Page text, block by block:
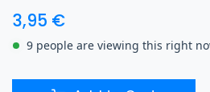
3,95 €
9 people are viewing this right